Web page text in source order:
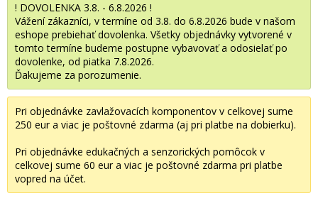
! DOVOLENKA 3.8. - 6.8.2026 !
Vážení zákazníci, v termíne od 3.8. do 6.8.2026 bude v našom
eshope prebiehať dovolenka. Všetky objednávky vytvorené v
tomto termíne budeme postupne vybavovať a odosielať po
dovolenke, od piatka 7.8.2026.
Ďakujeme za porozumenie.
Pri objednávke zavlažovacích komponentov v celkovej sume
250 eur a viac je poštovné zdarma (aj pri platbe na dobierku).
Pri objednávke edukačných a senzorických pomôcok v
celkovej sume 60 eur a viac je poštovné zdarma pri platbe
vopred na účet.